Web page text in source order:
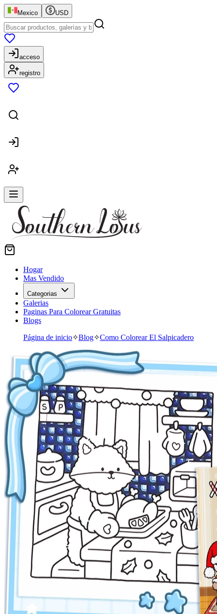
Mexico USD
acceso
registro
Hogar
Mas Vendido
Categorias
Galerias
Paginas Para Colorear Gratuitas
Blogs
Página de inicio✧Blog✧Como Colorear El Salpicadero